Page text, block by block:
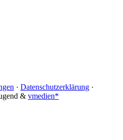
· Datenschutzerklärung ·
& vmedien*